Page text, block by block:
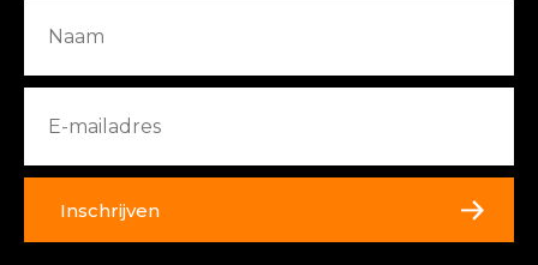
Inschrijven